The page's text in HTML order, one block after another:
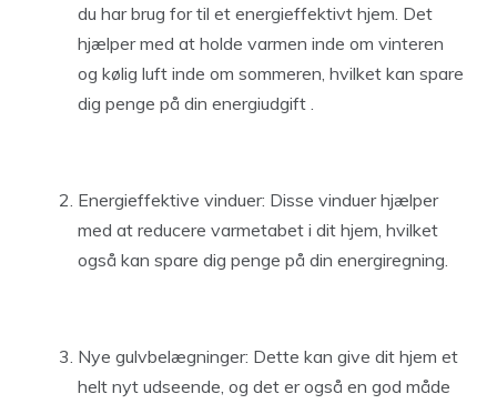
du har brug for til et energieffektivt hjem. Det
hjælper med at holde varmen inde om vinteren
og kølig luft inde om sommeren, hvilket kan spare
dig penge på din energiudgift .
Energieffektive vinduer: Disse vinduer hjælper
med at reducere varmetabet i dit hjem, hvilket
også kan spare dig penge på din energiregning.
Nye gulvbelægninger: Dette kan give dit hjem et
helt nyt udseende, og det er også en god måde